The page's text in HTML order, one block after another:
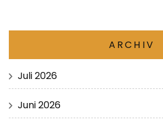
ARCHIV
Juli 2026
Juni 2026